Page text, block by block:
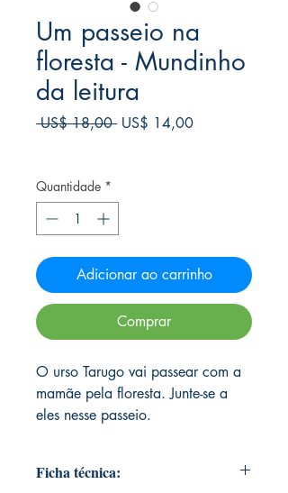
Um passeio na
floresta - Mundinho
da leitura
US$ 18,00 Preço
US$ 14,00Preço
Quantidade *
Adicionar ao carrinho
Comprar
O urso Tarugo vai passear com a
mamãe pela floresta. Junte-se a
eles nesse passeio.
Ficha técnica: